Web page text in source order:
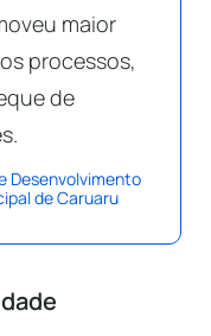
maior
processos,
de
Desenvolvimento
de Caruaru